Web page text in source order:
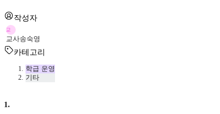
작성자
교
교사송숙영
카테고리
학급 운영
기타
1.